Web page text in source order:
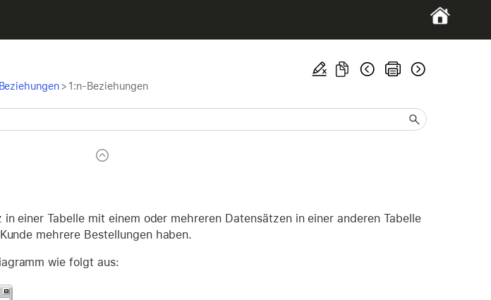
> 1:n-Beziehungen
einer Tabelle mit einem oder mehreren Datensätzen in einer anderen Tabelle
mehrere Bestellungen haben.
wie folgt aus: